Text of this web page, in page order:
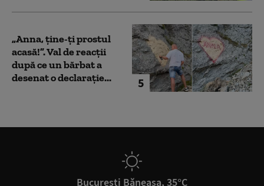
5
„Anna, ţine-ţi prostul
acasă!”. Val de reacții
după ce un bărbat a
desenat o declarație...
București Băneasa, 35°C